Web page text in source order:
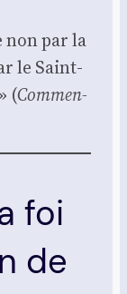
non par la
le Saint-
(Com­men­
foi
de